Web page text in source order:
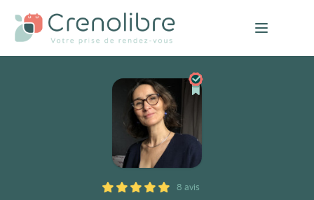
Open
5
1
5
8 8 avis